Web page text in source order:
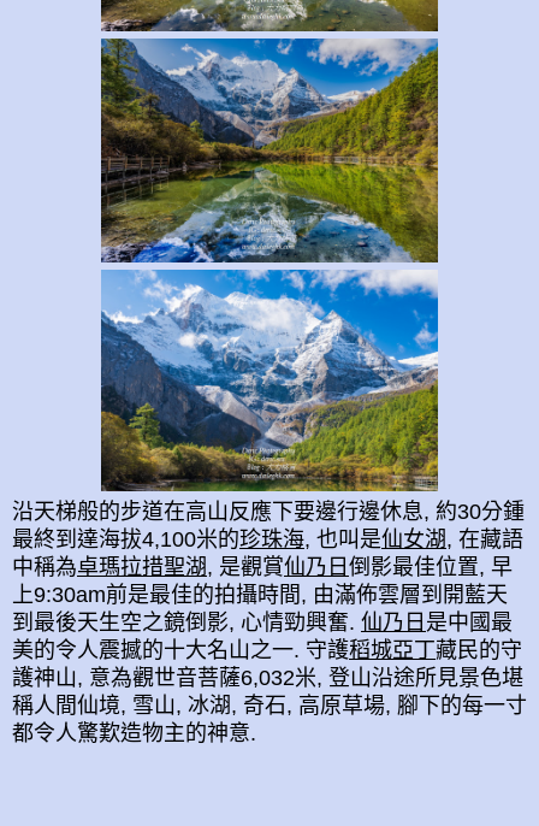
沿天梯般的步道在高山反應下要邊行邊休息, 約30分鍾
最終到達海拔4,100米的珍珠海, 也叫是仙女湖, 在藏語
中稱為卓瑪拉措聖湖, 是觀賞仙乃日 倒影最佳位置, 早
上9:30am前是最佳的拍攝時間, 由滿佈雲層到開藍天
到最後天生空之鏡倒影, 心情勁興奮. 仙乃日 是中國最
美的令人震撼的十大名山之一. 守護稻城亞丁藏民的守
護神山, 意為觀世音菩薩6,032米, 登山沿途所見景色堪
稱人間仙境, 雪山, 冰湖, 奇石, 高原草場, 腳下的每一寸
都令人驚歎造物主的神意.